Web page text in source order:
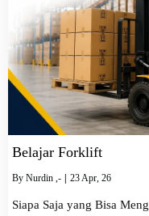
Belajar Forklift
By Nurdin ,- | 23Apr, 26
Siapa Saja yang Bisa